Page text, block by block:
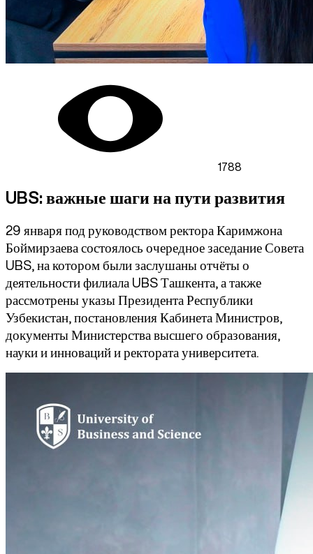
1788
UBS: важные шаги на пути развития
29 января под руководством ректора Каримжона
Боймирзаева состоялось очередное заседание Совета
UBS , на котором были заслушаны отчёты о
деятельности филиала UBS Ташкента, а также
рассмотрены указы Президента Республики
Узбекистан, постановления Кабинета Министров,
документы Министерства высшего образования,
науки и инноваций и ректората университета.